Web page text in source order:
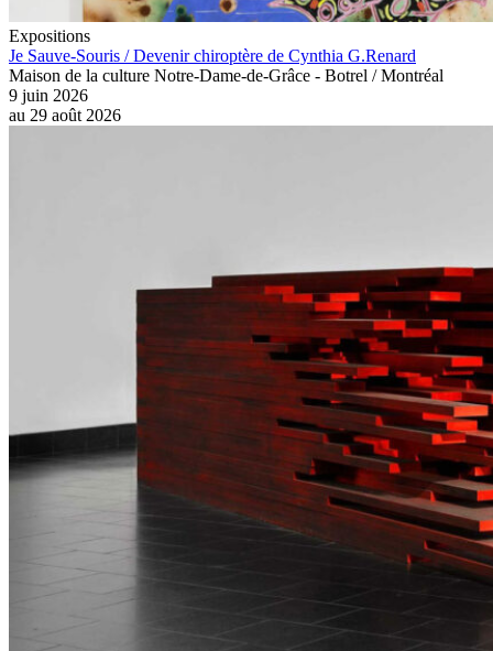
Expositions
Je Sauve-Souris / Devenir chiroptère de Cynthia G.Renard
Maison de la culture Notre-Dame-de-Grâce - Botrel / Montréal
9 juin 2026
au 29 août 2026